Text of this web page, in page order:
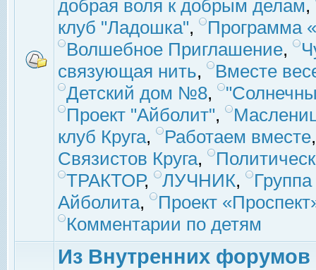
добрая воля к добрым делам,
клуб "Ладошка",
Программа
Волшебное Приглашение,
связующая нить,
Вместе
Детский дом №8,
Проект "Айболит",
клуб Круга, Работаем вместе
Связистов Круга,
ТРАКТОР, ЛУЧНИК,
Айболита,
Проект
Комментарии по детям
Из Внутренних форумов